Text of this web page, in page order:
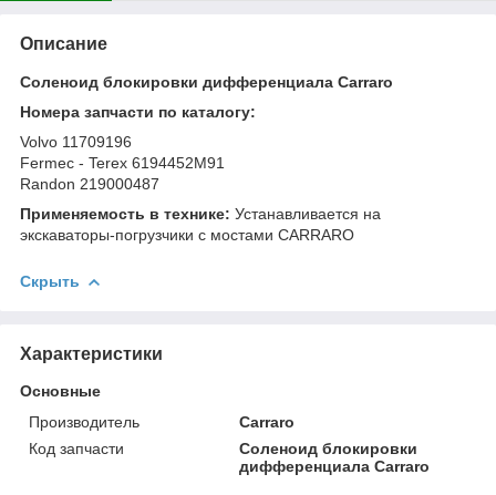
Описание
Соленоид блокировки дифференциала Carraro
Номера запчасти по каталогу:
Volvo 11709196
Fermec - Terex 6194452M91
Randon 219000487
Применяемость в технике: Устанавливается на
экскаваторы-погрузчики с мостами CARRARO
Скрыть
Характеристики
Основные
Производитель
Carraro
Код запчасти
Соленоид блокировки
дифференциала Carraro